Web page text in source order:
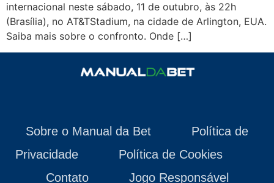
internacional neste sábado, 11 de outubro, às 22h
(Brasília), no AT&TStadium, na cidade de Arlington, EUA.
Saiba mais sobre o confronto. Onde […]
Sobre o Manual da Bet
Política de
Privacidade
Política de Cookies
Contato
Jogo Responsável